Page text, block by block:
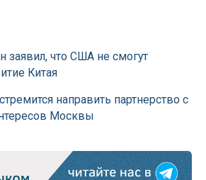
заявил, что США не смогут
Китая
направить партнерство с
Москвы